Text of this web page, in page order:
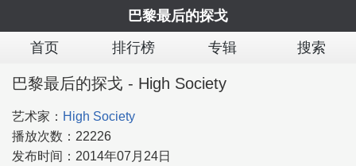
巴黎最后的探戈
首页
排行榜 专辑 搜索
巴黎最后的探戈 - High Society
艺术家： High Society
播放次数： 22226
发布时间： 2014年07月24日